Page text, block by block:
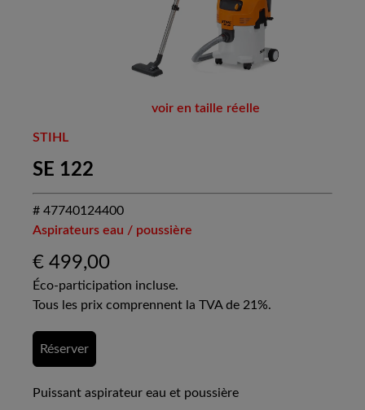
voir en taille réelle
STIHL
SE 122
# 47740124400
Aspirateurs eau / poussière
€ 499,00
Éco-participation incluse.
Tous les prix comprennent la TVA de 21%.
Réserver
Puissant aspirateur eau et poussière